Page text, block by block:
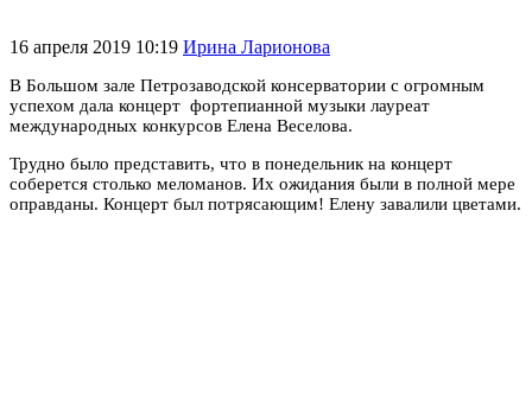
16 апреля 2019 10:19 Ирина Ларионова
В Большом зале Петрозаводской консерватории с огромным
успехом дала концерт фортепианной музыки лауреат
международных конкурсов Елена Веселова.
Трудно было представить, что в понедельник на концерт
соберется столько меломанов. Их ожидания были в полной мере
оправданы. Концерт был потрясающим! Елену завалили цветами.